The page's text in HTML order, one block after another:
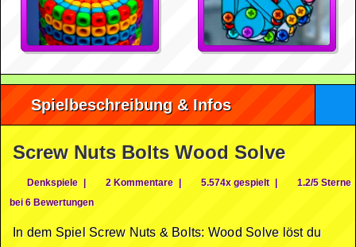
Spielbeschreibung & Infos
Screw Nuts Bolts Wood Solve
Denkspiele | 2 Kommentare | 5.574x gespielt |
1.2/5 Sterne
bei 6 Bewertungen
In dem Spiel Screw Nuts & Bolts: Wood Solve löst du